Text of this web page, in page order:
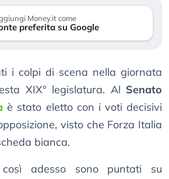
Money.it come
preferita su Google
i colpi di scena nella giornata
XIX° legislatura. Al Senato
è stato eletto con i voti decisivi
visto che Forza Italia
bianca.
adesso sono puntati su